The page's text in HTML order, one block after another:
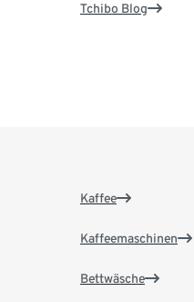
Tchibo Blog
Kaffee
Kaffeemaschinen
Bettwäsche